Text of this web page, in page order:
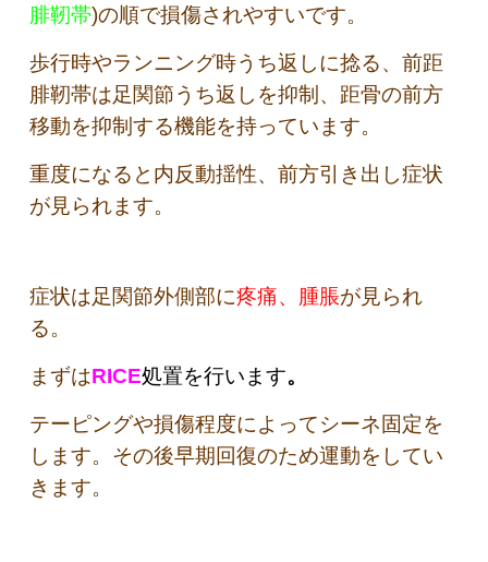
腓靭帯)の順で損傷されやすいです。
歩行時やランニング時うち返しに捻る、前距
腓靭帯は足関節うち返しを抑制、距骨の前方
移動を抑制する機能を持っています。
重度になると内反動揺性、前方引き出し症状
が見られます。
症状は足関節外側部に疼痛、腫脹が見られ
る。
まずはRICE処置を行います。
テーピングや損傷程度によってシーネ固定を
します。その後早期回復のため運動をしてい
きます。